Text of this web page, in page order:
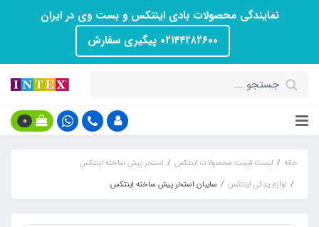
نمایندگی محصولات بادی اینتکس و بست وی در ایران
۰۲۱۴۴۲۸۲۶۰۰ پیگیری سفارش
0
خانه لیست قیمت محصولات اینتکس
استخر پیش ساخته اینتکس
لوازم یدکی اینتکس
سایبان استخر پیش ساخته اینتکس